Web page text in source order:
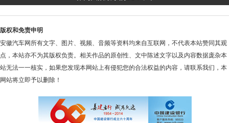
版权和免责申明
安徽汽车网所有文字、图片、视频、音频等资料均来自互联网，不代表本站赞同其观
点，本站亦不为其版权负责。相关作品的原创性、文中陈述文字以及内容数据庞杂本
站无法一一核实，如果您发现本网站上有侵犯您的合法权益的内容，请联系我们，本
网站将立即予以删除！